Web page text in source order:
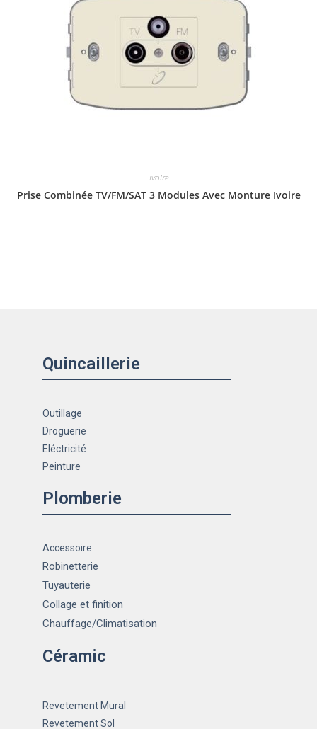
Ivoire
Prise Combinée TV/FM/SAT 3 Modules Avec Monture Ivoire
Quincaillerie
Outillage
Droguerie
Eléctricité
Peinture
Plomberie
Accessoire
Robinetterie
Tuyauterie
Collage et finition
Chauffage/Climatisation
Céramic
Revetement Mural
Revetement Sol